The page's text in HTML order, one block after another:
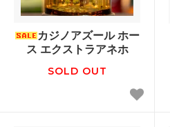
カジノアズール ホー
ス エクストラアネホ
SOLD OUT